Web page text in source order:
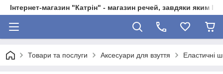
Інтернет-магазин "Катрін" - магазин речей, завдяки яким
Товари та послуги Аксесуари для взуття Еластичні